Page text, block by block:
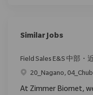
Similar Jobs
Field Sales E&S 中部・
Location
20_Nagano,
At Zimmer Biomet,